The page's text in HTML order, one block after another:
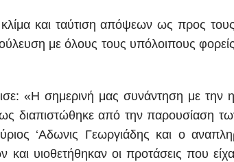
και ταύτιση απόψεων ως προς
με όλους τους υπόλοιπους
«Η σημερινή μας συνάντηση με την
όπως διαπιστώθηκε από την
‘Αδωνις Γεωργιάδης και ο
υιοθετήθηκαν οι προτάσεις που